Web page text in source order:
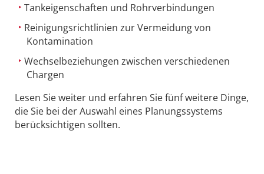
Tankeigenschaften und Rohrverbindungen
Reinigungsrichtlinien zur Vermeidung von
Kontamination
Wechselbeziehungen zwischen verschiedenen
Chargen
Lesen Sie weiter und erfahren Sie fünf weitere Dinge,
die Sie bei der Auswahl eines Planungssystems
berücksichtigen sollten.